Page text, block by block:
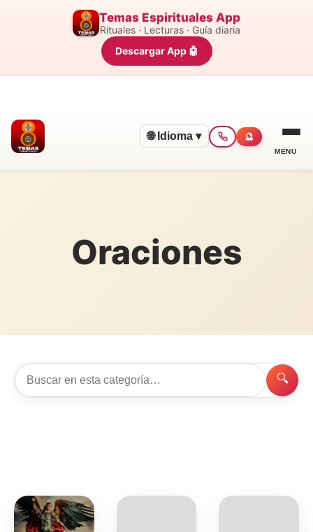
Temas Espirituales App
Rituales · Lecturas · Guía diaria
Descargar App 🤖
🌐 Idioma ▾ 🔮
MENU
Oraciones
Buscar
🔍